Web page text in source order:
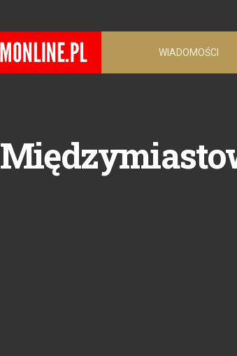
WIADOMOŚCI